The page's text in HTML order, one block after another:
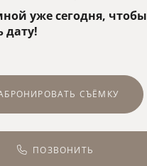
уже сегодня, чтобы
дату!
СЪЁМКУ
ПОЗВОНИТЬ